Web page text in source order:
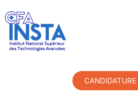
CANDIDATURE